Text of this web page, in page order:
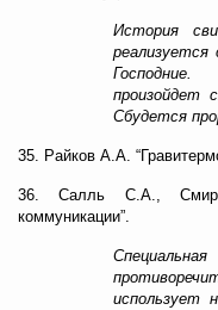
История
произойдет
Сбудется
35. Райков А.А.
36. Салль С.А.,
коммуникации”.
использует